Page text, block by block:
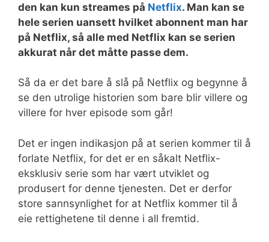
den kan kun streames på Netflix. Man kan se
hele serien uansett hvilket abonnent man har
på Netflix, så alle med Netflix kan se serien
akkurat når det måtte passe dem.
Så da er det bare å slå på Netflix og begynne å
se den utrolige historien som bare blir villere og
villere for hver episode som går!
Det er ingen indikasjon på at serien kommer til å
forlate Netflix, for det er en såkalt Netflix-
eksklusiv serie som har vært utviklet og
produsert for denne tjenesten. Det er derfor
store sannsynlighet for at Netflix kommer til å
eie rettighetene til denne i all fremtid.